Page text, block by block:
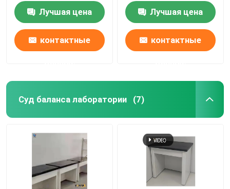
станция для
передвижного
дисплея
Лучшая цена
контактные
металлическая
рабочая столика
Лучшая цена
контактные
Суд баланса лаборатории (7)